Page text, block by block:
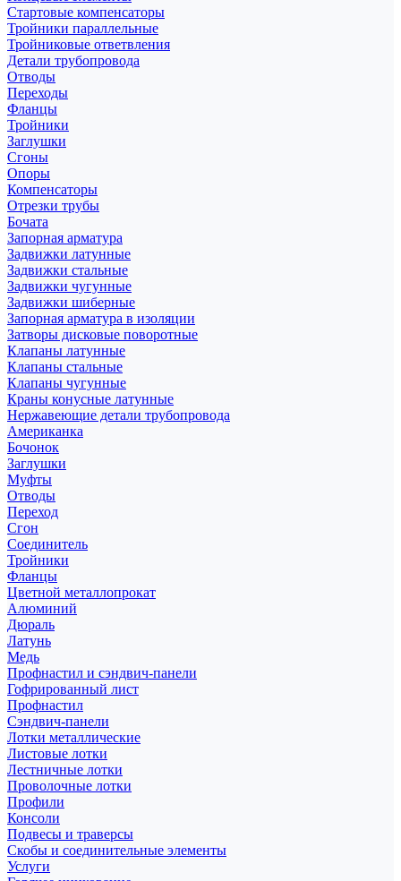
Стартовые компенсаторы
Тройники параллельные
Тройниковые ответвления
Детали трубопровода
Отводы
Переходы
Фланцы
Тройники
Заглушки
Сгоны
Опоры
Компенсаторы
Отрезки трубы
Бочата
Запорная арматура
Задвижки латунные
Задвижки стальные
Задвижки чугунные
Задвижки шиберные
Запорная арматура в изоляции
Затворы дисковые поворотные
Клапаны латунные
Клапаны стальные
Клапаны чугунные
Краны конусные латунные
Нержавеющие детали трубопровода
Американка
Бочонок
Заглушки
Муфты
Отводы
Переход
Сгон
Соединитель
Тройники
Фланцы
Цветной металлопрокат
Алюминий
Дюраль
Латунь
Медь
Профнастил и сэндвич-панели
Гофрированный лист
Профнастил
Сэндвич-панели
Лотки металлические
Листовые лотки
Лестничные лотки
Проволочные лотки
Профили
Консоли
Подвесы и траверсы
Скобы и соединительные элементы
Услуги